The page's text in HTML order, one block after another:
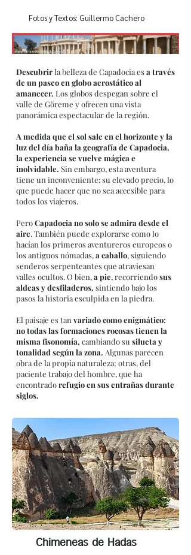
Fotos y Textos: Guillermo Cachero
Descubrirla belleza de Capadocia esa través
de un paseo en globo aerostático al
amanecer. Los globos despegan sobre el
valle de Göreme y ofrecen una vista
panorámica espectacular de la región.
A medida que el sol sale en el horizonte y la
luz del día baña la geografía de Capadocia,
la experiencia se vuelve mágica e
inolvidable. Sin embargo, esta aventura
tiene un inconveniente: su elevado precio, lo
que puede hacer que no sea accesible para
todos los viajeros.
PeroCapadocia no solo se admira desde el
aire. También puede explorarse como lo
hacían los primeros aventureros europeos o
los antiguos nómadas, a caballo, siguiendo
senderos serpenteantes que atraviesan
valles ocultos. O bien, a pie, recorriendosus
aldeas y desfiladeros, sintiendo bajo los
pasos la historia esculpida en la piedra.
El paisaje es tan variado como enigmático:
no todas las formaciones rocosas tienen la
misma fisonomía, cambiando su silueta y
tonalidad según la zona. Algunas parecen
obra de la propia naturaleza; otras, del
paciente trabajo del hombre, que ha
encontradorefugio en sus entrañas durante
siglos.
Chimeneas de Hadas